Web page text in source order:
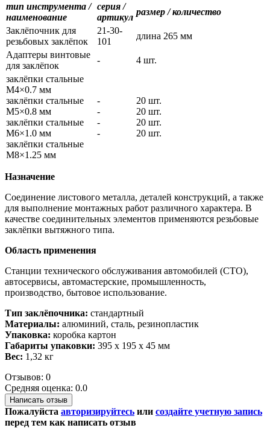
тип инструмента /
наименование
серия /
артикул
размер / количество
Заклёпочник для
резьбовых заклёпок
21-30-
101
длина 265 мм
Адаптеры винтовые
для заклёпок
-
4 шт.
заклёпки стальные
М4×0.7 мм
заклёпки стальные
М5×0.8 мм
заклёпки стальные
М6×1.0 мм
заклёпки стальные
М8×1.25 мм
-
-
-
-
20 шт.
20 шт.
20 шт.
20 шт.
Назначение
Соединение листового металла, деталей конструкций, а также
для выполнение монтажных работ различного характера. В
качестве соединительных элементов применяются резьбовые
заклёпки вытяжного типа.
Область применения
Станции технического обслуживания автомобилей (СТО),
автосервисы, автомастерские, промышленность,
производство, бытовое использование.
Тип заклёпочника: стандартный
Материалы: алюминий, сталь, резинопластик
Упаковка: коробка картон
Габариты упаковки: 395 х 195 х 45 мм
Вес: 1,32 кг
Отзывов: 0
Средняя оценка: 0.0
Написать отзыв
Пожалуйста авторизируйтесь или создайте учетную запись
перед тем как написать отзыв